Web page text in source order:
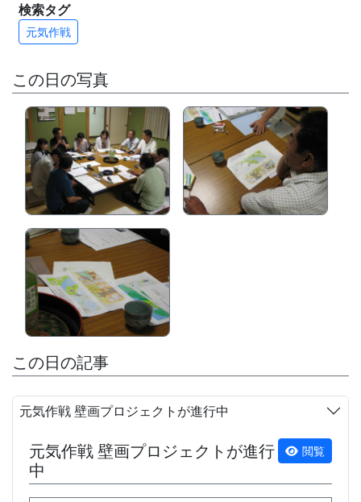
検索タグ
元気作戦
この日の写真
この日の記事
元気作戦 壁画プロジェクトが進行中
閲覧
元気作戦 壁画プロジェクトが進行
中